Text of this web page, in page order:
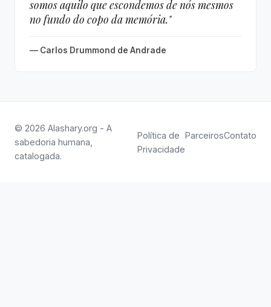
somos aquilo que escondemos de nós mesmos
no fundo do copo da memória."
— Carlos Drummond de Andrade
© 2026 Alashary.org - A
sabedoria humana,
catalogada.
Política de
Privacidade
ParceirosContato